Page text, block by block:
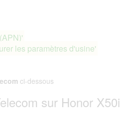
les paramètres d'usine'
ci-dessous
sur Honor X50i